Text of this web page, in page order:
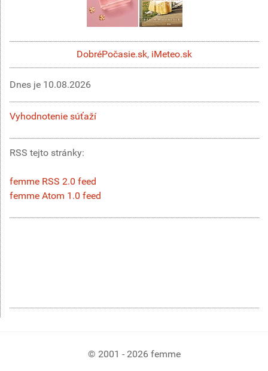
DobréPočasie.sk, iMeteo.sk
Dnes je 10.08.2026
Vyhodnotenie súťaží
RSS tejto stránky:
femme RSS 2.0 feed
femme Atom 1.0 feed
© 2001 - 2026 femme